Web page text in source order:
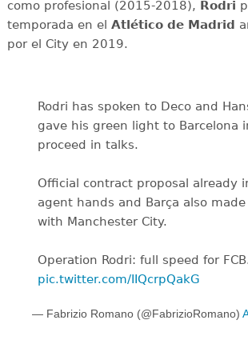
como profesional (2015-2018), Rodri
temporada en el Atlético de Madrid
por el City en 2019.
Rodri has spoken to Deco and
gave his green light to Barcelona
proceed in talks.
Official contract proposal already
agent hands and Barça also
with Manchester City.
Operation Rodri: full speed for
pic.twitter.com/IIQcrpQakG
— Fabrizio Romano (@FabrizioRomano)